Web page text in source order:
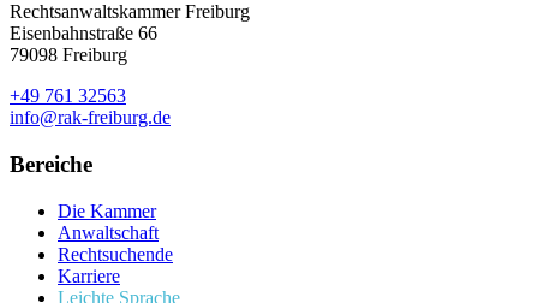
Rechtsanwaltskammer Freiburg
Eisenbahnstraße 66
79098 Freiburg
+49 761 32563
info@rak-freiburg.de
Bereiche
Die Kammer
Anwaltschaft
Rechtsuchende
Karriere
Leichte Sprache